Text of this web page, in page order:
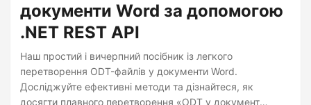
g
o
документи Word за допомогою
.NET REST API
Наш простий і вичерпний посібник із легкого
перетворення ODT-файлів у документи Word.
Досліджуйте ефективні методи та дізнайтеся, як
досягти плавного перетворення «ODT у документ